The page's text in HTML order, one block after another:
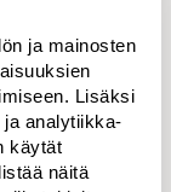
ja mainosten
Lisäksi
analytiikka-
käytät
näitä
vuosia sitten
ja normeihin,
ja taistella